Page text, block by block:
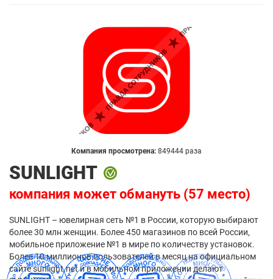
Компания просмотрена: 849444 раза
SUNLIGHT
компания может обмануть (57 место)
SUNLIGHT – ювелирная сеть №1 в России, которую выбирают
более 30 млн женщин. Более 450 магазинов по всей России,
мобильное приложение №1 в мире по количеству установок.
Более 10 миллионов пользователей в месяц на официальном
сайте sunlight.net и в мобильном приложении делают